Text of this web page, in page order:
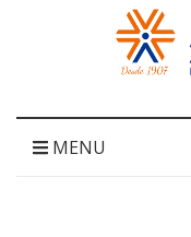
Unidades
Acessar
página
inicial
MENU